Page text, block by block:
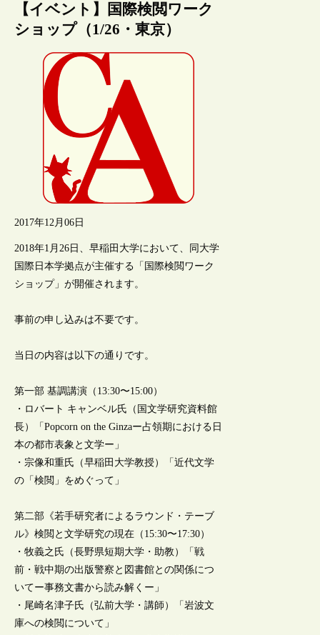
【イベント】国際検閲ワーク
ショップ（1/26・東京）
2017年12月06日
2018年1月26日、早稲田大学において、同大学
国際日本学拠点が主催する「国際検閲ワーク
ショップ」が開催されます。
事前の申し込みは不要です。
当日の内容は以下の通りです。
第一部 基調講演（13:30〜15:00）
・ロバート キャンベル氏（国文学研究資料館
長）「Popcorn on the Ginzaー占領期における日
本の都市表象と文学ー」
・宗像和重氏（早稲田大学教授）「近代文学
の「検閲」をめぐって」
第二部《若手研究者によるラウンド・テーブ
ル》検閲と文学研究の現在（15:30〜17:30）
・牧義之氏（長野県短期大学・助教）「戦
前・戦中期の出版警察と図書館との関係につ
いてー事務文書から読み解くー」
・尾崎名津子氏（弘前大学・講師）「岩波文
庫への検閲について」